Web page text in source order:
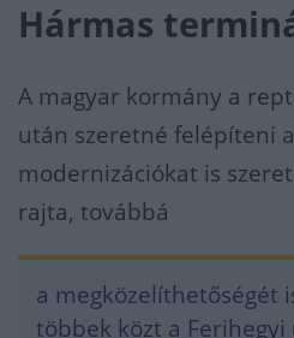
Hármas
A magyar kormány a
után szeretné felépíteni
modernizációkat is
rajta, továbbá
a megközelíthetőségét
többek közt a